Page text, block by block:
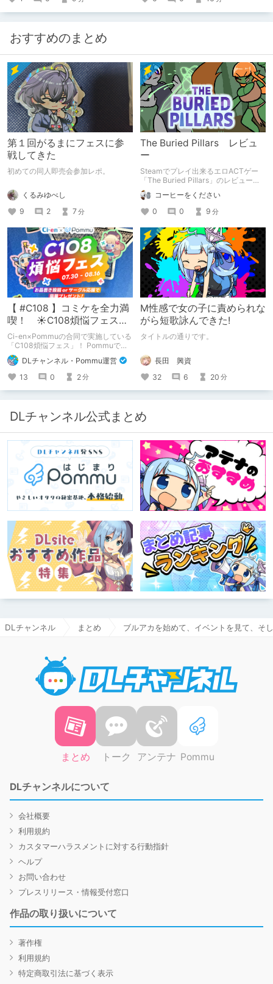
おすすめのまとめ
第１回がるまにフェスに参
戦してきた
初めての同人即売会参加レポ。
くるみゆべし
9
2 7分
The Buried Pillars レビュ
ー
Steamでプレイ出来るエロACTゲー
「The Buried Pillars」のレビューで
す。
コーヒーをください
0
0 9 分
【 #C108 】コミケを全力満
喫！ ☀C108煩悩フェス☀
Pommu版のご案内
Ci-en×Pommuの合同で実施している
「C108煩悩フェス」！ Pommuでの
参加方法について、改めてこちらでも
ご案内いたします！
DLチャンネル・Pommu運営
13
0 2分
M性感で女の子に責められな
がら短歌詠んできた!
タイトルの通りです。
長田 興資
32
6 20 分
DLチャンネル公式まとめ
DLチャンネル まとめ ブルアカを始めて、イベントを見て、そ
まとめ トーク アンテナ Pommu
DLチャンネルについて
会社概要
利用規約
カスタマーハラスメントに対する行動指針
ヘルプ
お問い合わせ
プレスリリース・情報受付窓口
作品の取り扱いについて
著作権
利用規約
特定商取引法に基づく表示